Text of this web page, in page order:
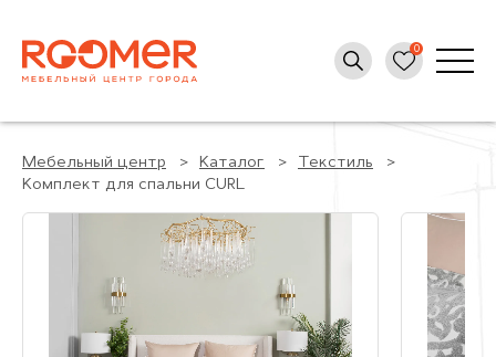
Мебельный центр Каталог
Текстиль
Комплект для спальни CURL